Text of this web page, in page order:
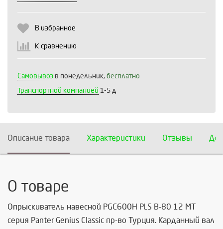
В избранное
К сравнению
Самовывоз в понедельник, бесплатно
Транспортной компанией 1-5 д
Описание товара Характеристики Отзывы
О товаре
Опрыскиватель навесной PGC600Н PLS B-80 12 MT
серия Panter Genius Classic пр-во Турция. Карданный вал